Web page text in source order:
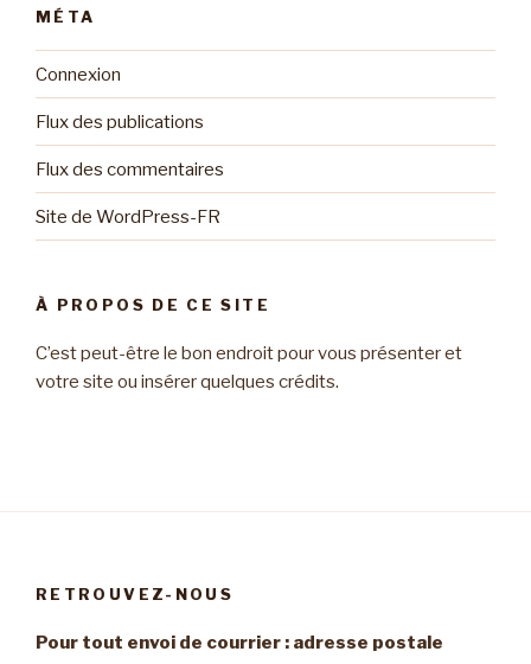
MÉTA
Connexion
Flux des publications
Flux des commentaires
Site de WordPress-FR
À PROPOS DE CE SITE
C’est peut-être le bon endroit pour vous présenter et
votre site ou insérer quelques crédits.
RETROUVEZ-NOUS
Pour tout envoi de courrier : adresse postale